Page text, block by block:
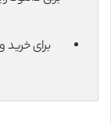
برای خرید